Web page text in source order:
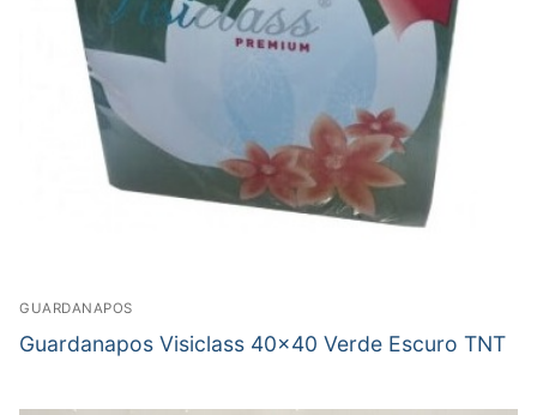
GUARDANAPOS
Guardanapos Visiclass 40×40 Verde Escuro TNT